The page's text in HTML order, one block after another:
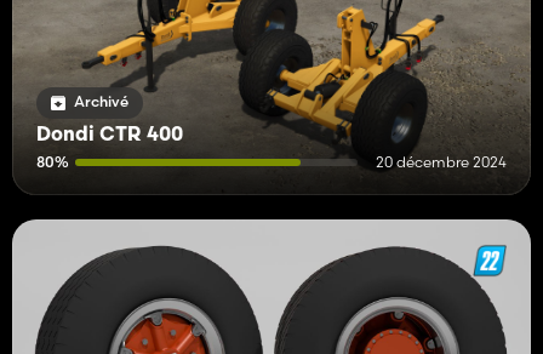
Archivé
Dondi CTR 400
80% 20 décembre 2024